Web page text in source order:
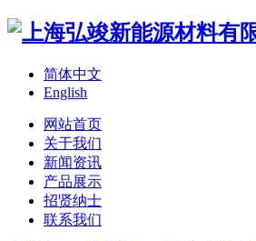
简体中文
English
网站首页
关于我们
新闻资讯
产品展示
招贤纳士
联系我们